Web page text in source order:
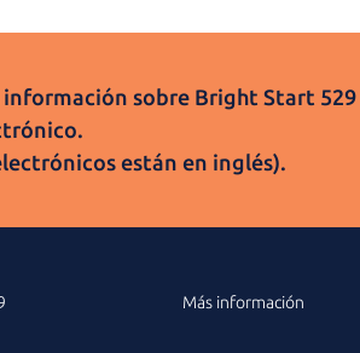
información sobre Bright Start 529
están en inglés).
Más información